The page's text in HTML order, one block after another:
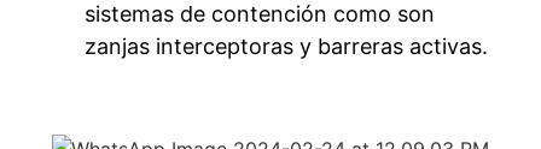
sistemas de contención como son
zanjas interceptoras y barreras activas.